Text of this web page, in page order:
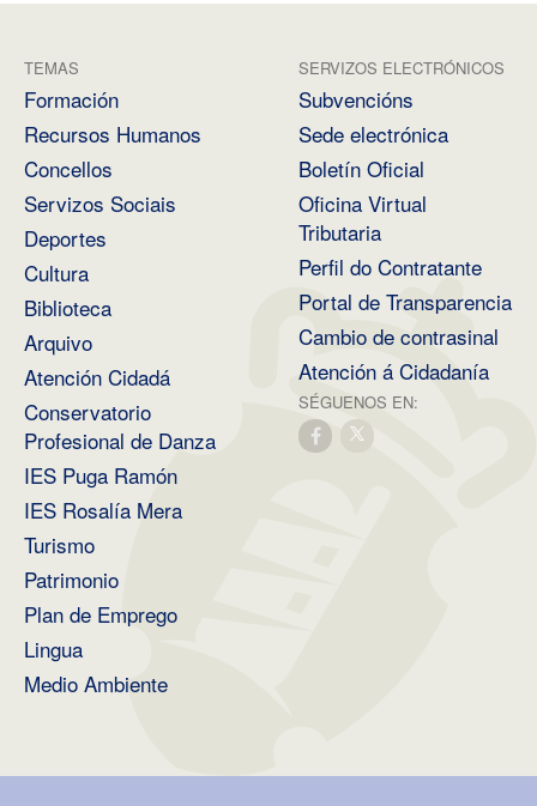
TEMAS
Formación
Recursos Humanos
Concellos
Servizos Sociais
Deportes
Cultura
Biblioteca
Arquivo
Atención Cidadá
Conservatorio
Profesional de Danza
IES Puga Ramón
IES Rosalía Mera
Turismo
Patrimonio
Plan de Emprego
Lingua
Medio Ambiente
SERVIZOS ELECTRÓNICOS
Subvencións
Sede electrónica
Boletín Oficial
Oficina Virtual
Tributaria
Perfil do Contratante
Portal de Transparencia
Cambio de contrasinal
Atención á Cidadanía
SÉGUENOS EN: